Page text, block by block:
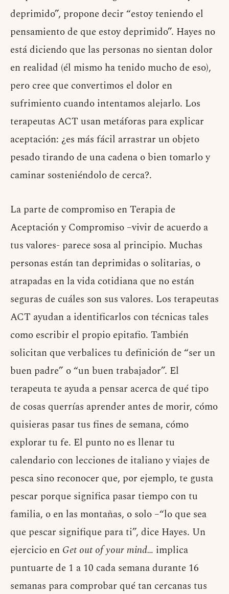
deprimido”, propone decir “estoy teniendo el
pensamiento de que estoy deprimido”. Hayes no
está diciendo que las personas no sientan dolor
en realidad (él mismo ha tenido mucho de eso),
pero cree que convertimos el dolor en
sufrimiento cuando intentamos alejarlo. Los
terapeutas ACT usan metáforas para explicar
aceptación: ¿es más fácil arrastrar un objeto
pesado tirando de una cadena o bien tomarlo y
caminar sosteniéndolo de cerca?.
La parte de compromiso en Terapia de
Aceptación y Compromiso –vivir de acuerdo a
tus valores- parece sosa al principio. Muchas
personas están tan deprimidas o solitarias, o
atrapadas en la vida cotidiana que no están
seguras de cuáles son sus valores. Los terapeutas
ACT ayudan a identificarlos con técnicas tales
como escribir el propio epitafio. También
solicitan que verbalices tu definición de “ser un
buen padre” o “un buen trabajador”. El
terapeuta te ayuda a pensar acerca de qué tipo
de cosas querrías aprender antes de morir, cómo
quisieras pasar tus fines de semana, cómo
explorar tu fe. El punto no es llenar tu
calendario con lecciones de italiano y viajes de
pesca sino reconocer que, por ejemplo, te gusta
pescar porque significa pasar tiempo con tu
familia, o en las montañas, o solo –“lo que sea
que pescar signifique para ti”, dice Hayes. Un
ejercicio en Get out of your mind… implica
puntuarte de 1 a 10 cada semana durante 16
semanas para comprobar qué tan cercanas tus